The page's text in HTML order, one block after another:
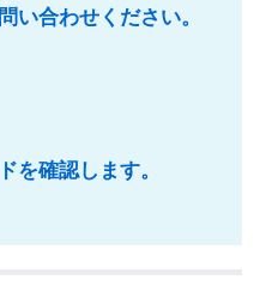
い合わせください。
を確認します。